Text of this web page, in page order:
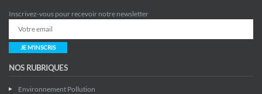
Inscrivez-vous pour recevoir notre newsletter
JE M'INSCRIS
NOS RUBRIQUES
Environnement Pollution